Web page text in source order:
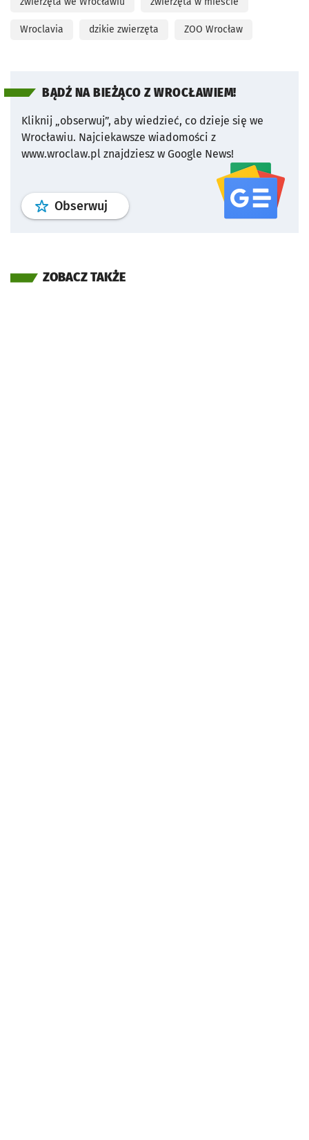
Wroclavia dzikie zwierzęta ZOO Wrocław
BĄDŹ NA BIEŻĄCO Z WROCŁAWIEM!
Kliknij „obserwuj”, aby wiedzieć, co dzieje się we
Wrocławiu. Najciekawsze wiadomości z
www.wroclaw.pl znajdziesz w Google News!
Obserwuj profil serwisu
ZOBACZ TAKŻE